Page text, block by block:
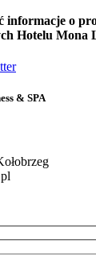
informacje o
Hotelu Mona
& SPA